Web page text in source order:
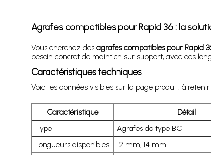
Agrafes compatibles pour Rapid 36 : la
Vous cherchez des agrafes compatibles pour Rapid
besoin concret de maintien sur support, avec des
Caractéristiques techniques
Voici les données visibles sur la page produit, à
Caractéristique Détail
Type
Agrafes de type BC
Longueurs disponibles
12 mm, 14 mm